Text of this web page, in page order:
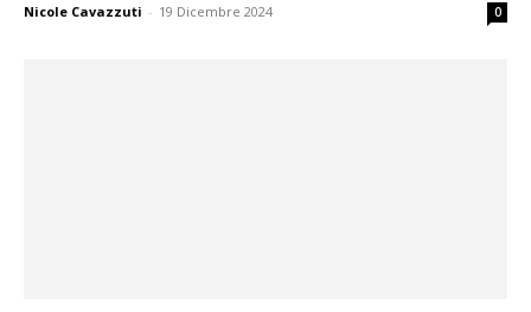
Nicole Cavazzuti - 19 Dicembre 2024 0